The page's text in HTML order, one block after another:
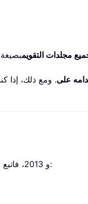
مجلدات التقويم
على. ومع ذلك، إذا
إذا كنت بحاجة إلى نسخ إعدادات العرض المخصصة إلى مجلدات أخرى في Microsoft Outlook 2010 و 2013، فاتبع ما يلي: